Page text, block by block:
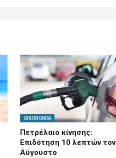
ΟΙΚΟΝΟΜΊΑ
Πετρέλαιο κίνησης:
Επιδότηση 10 λεπτών τον
Αύγουστο